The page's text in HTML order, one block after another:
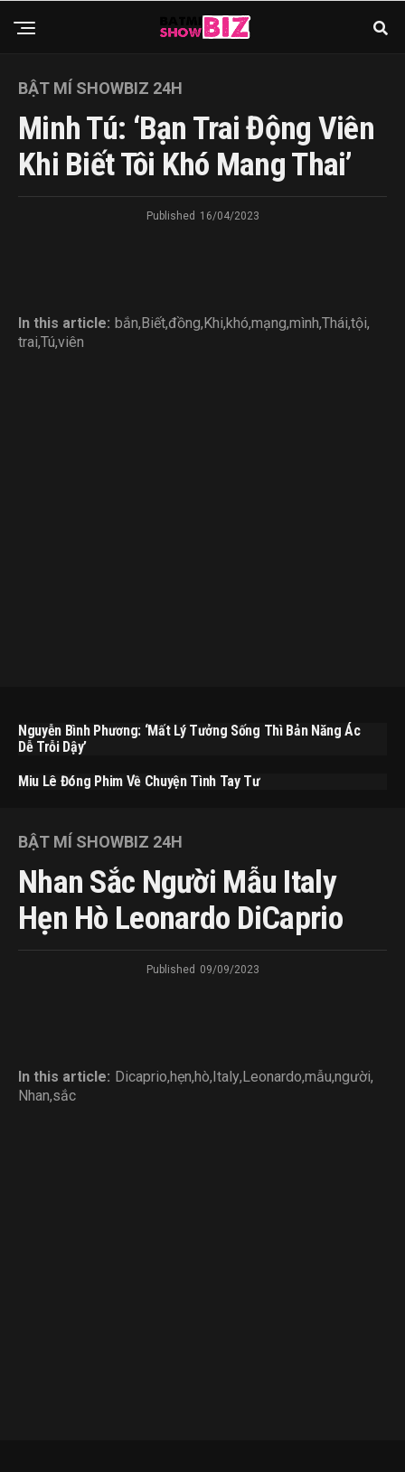
BẬT MÍ SHOWBIZ 24H
Minh Tú: ‘Bạn Trai Động Viên
Khi Biết Tôi Khó Mang Thai’
Published 16/04/2023
In this article: bắn,Biết,đồng,Khi,khó,mạng,mình,Thái,tội,
trai,Tú,viên
Nguyễn Bình Phương: ‘Mất Lý Tưởng Sống Thì Bản Năng Ác
Dễ Trỗi Dậy’
Miu Lê Đóng Phim Về Chuyện Tình Tay Tư
BẬT MÍ SHOWBIZ 24H
Nhan Sắc Người Mẫu Italy
Hẹn Hò Leonardo DiCaprio
Published 09/09/2023
In this article: Dicaprio,hẹn,hò,Italy,Leonardo,mẫu,người,
Nhan,sắc